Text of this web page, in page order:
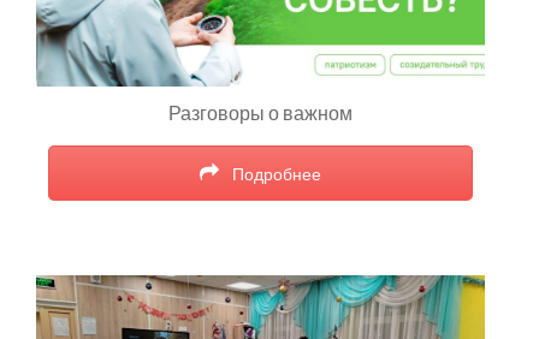
Разговоры о важном
Подробнее